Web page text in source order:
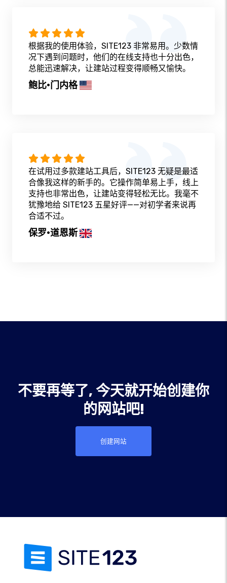
根据我的使用体验，SITE123 非常易用。少数情
况下遇到问题时，他们的在线支持也十分出色，
总能迅速解决，让建站过程变得顺畅又愉快。
鲍比·门内格
在试用过多款建站工具后，SITE123 无疑是最适
合像我这样的新手的。它操作简单易上手，线上
支持也非常出色，让建站变得轻松无比。我毫不
犹豫地给 SITE123 五星好评——对初学者来说再
合适不过。
保罗·道恩斯
不要再等了, 今天就开始创建你
的网站吧!
创建网站